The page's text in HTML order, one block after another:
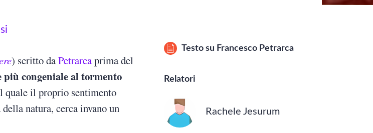
) scritto daPetrarcaprima del
congeniale al tormento
quale il proprio sentimento
natura, cerca invano un
Testo su Francesco Petrarca
Relatori
Rachele Jesurum